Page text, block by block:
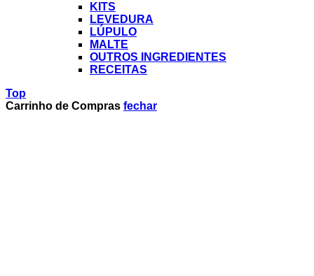
KITS
LEVEDURA
LÚPULO
MALTE
OUTROS INGREDIENTES
RECEITAS
Top
Carrinho de Compras fechar